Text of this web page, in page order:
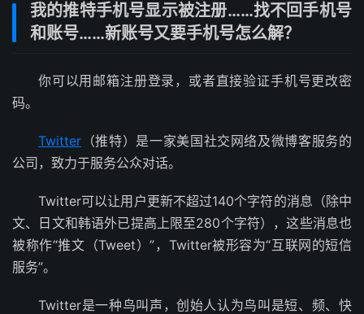
我的推特手机号显示被注册……找不回手机号
和账号……新账号又要手机号怎么解？
你可以用邮箱注册登录，或者直接验证手机号更改密
码。
Twitter （推特）是一家美国社交网络及微博客服务的
公司，致力于服务公众对话。
Twitter可以让用户更新不超过140个字符的消息（除中
文、日文和韩语外已提高上限至280个字符），这些消息也
被称作“推文（Tweet）”，Twitter被形容为“互联网的短信
服务”。
Twitter是一种鸟叫声，创始人认为鸟叫是短、频、快